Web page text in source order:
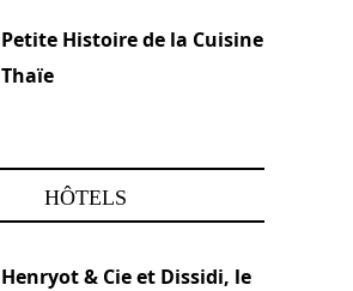
Petite Histoire de la Cuisine
Thaïe
HÔTELS
Henryot & Cie et Dissidi, le